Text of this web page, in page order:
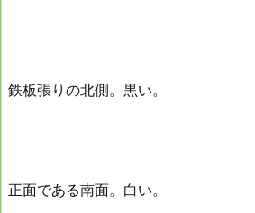
鉄板張りの北側。黒い。
正面である南面。白い。